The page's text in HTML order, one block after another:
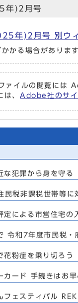
年)2月号
年)2月号 別ウ
かる場合があります
ァイルの閲覧には
は、 Adobe社のサ
な犯罪から身を守る
民税非課税世帯等に
定による市営住宅の
令和7年度市民税・
花粉症を乗り切ろう
カード 手続きはお早
フェスティバル